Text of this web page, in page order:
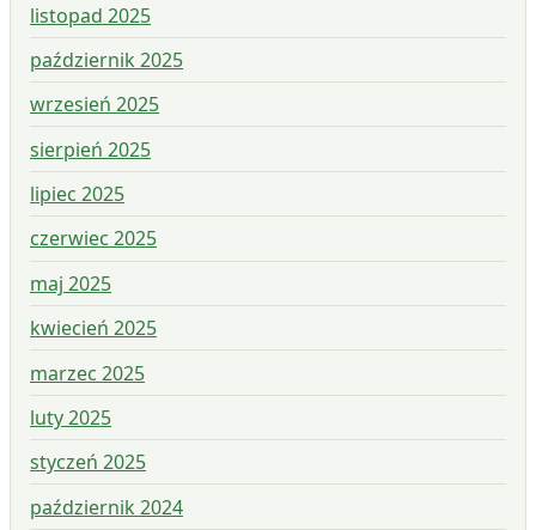
listopad 2025
październik 2025
wrzesień 2025
sierpień 2025
lipiec 2025
czerwiec 2025
maj 2025
kwiecień 2025
marzec 2025
luty 2025
styczeń 2025
październik 2024